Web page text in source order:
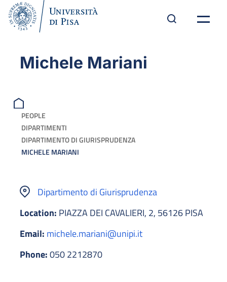
Michele Mariani
PEOPLE
DIPARTIMENTI
DIPARTIMENTO DI GIURISPRUDENZA
MICHELE MARIANI
Dipartimento di Giurisprudenza
Location: PIAZZA DEI CAVALIERI, 2, 56126 PISA
Email: michele.mariani@unipi.it
Phone:050 2212870